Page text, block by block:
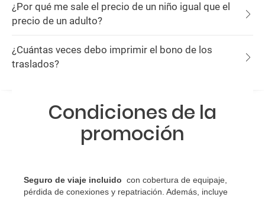
¿Por qué me sale el precio de un niño igual que el
precio de un adulto?
¿Cuántas veces debo imprimir el bono de los
traslados?
Condiciones de la
promoción
Seguro de viaje incluido con cobertura de equipaje,
pérdida de conexiones y repatriación. Además, incluye